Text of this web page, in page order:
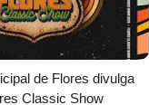
de Flores divulga
Classic Show